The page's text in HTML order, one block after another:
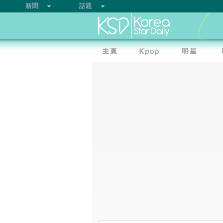
新聞 話題